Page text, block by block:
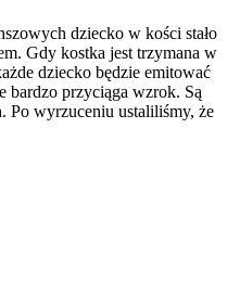
dziecko w kości stało
Gdy kostka jest trzymana w
dziecko będzie emitować
bardzo przyciąga wzrok. Są
Po wyrzuceniu ustaliliśmy, że